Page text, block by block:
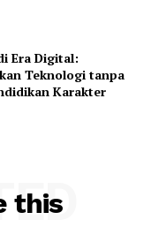
Era Digital:
Teknologi tanpa
Karakter
this